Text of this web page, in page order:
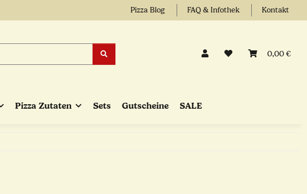
Pizza Blog FAQ & Infothek Kontakt
0,00 €
Pizza Zutaten Sets Gutscheine SALE